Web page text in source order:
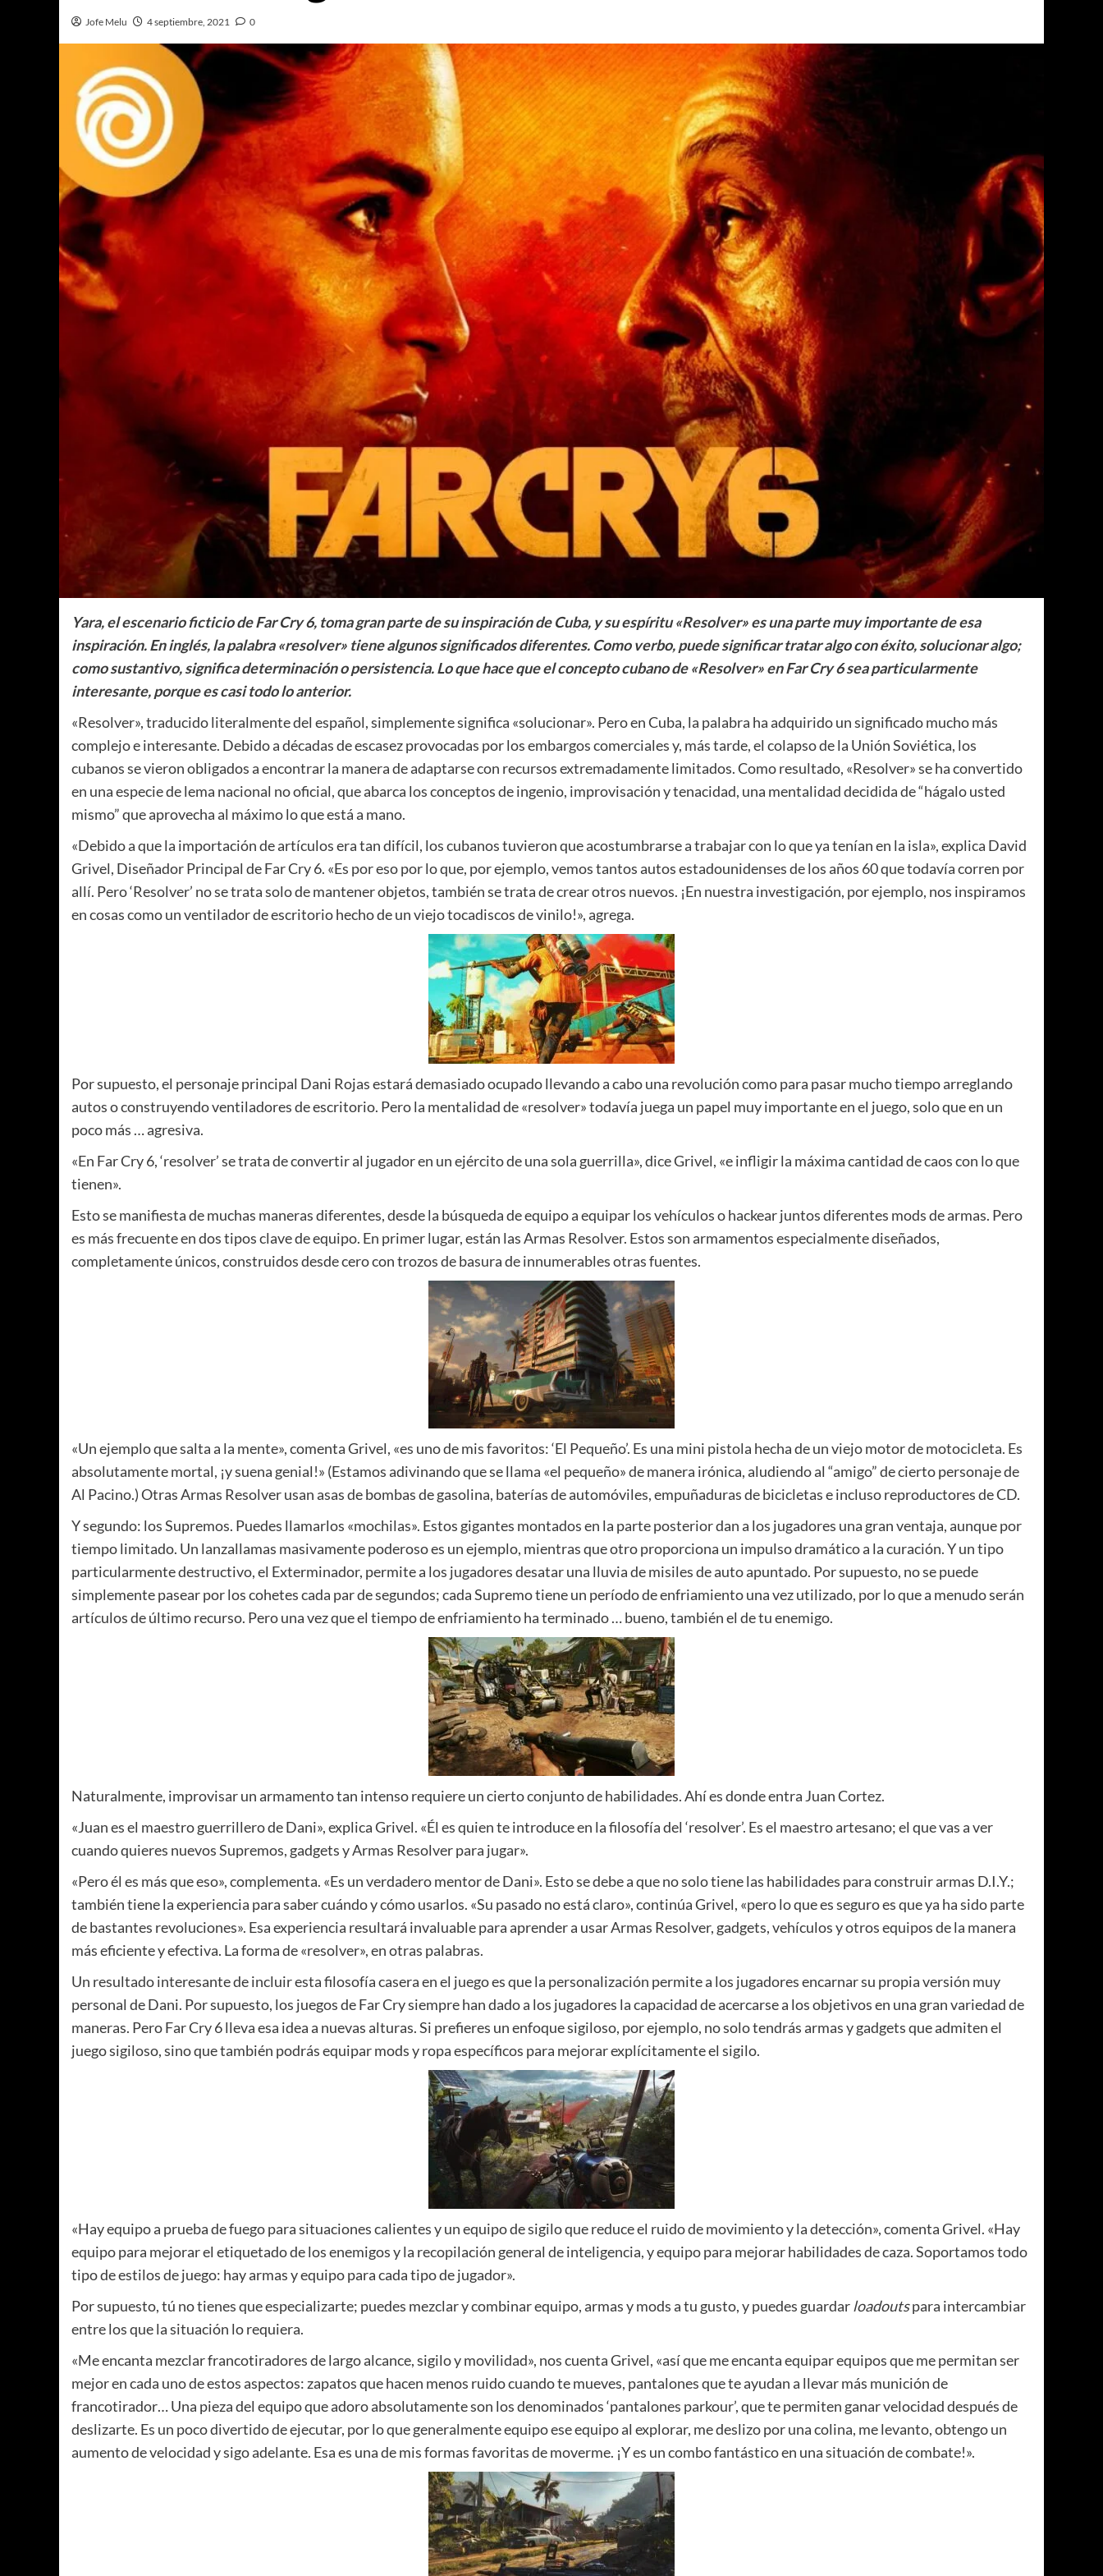
Jofe Melu 4 septiembre, 2021 0
Yara, el escenario ficticio de Far Cry 6, toma gran parte de su inspiración de Cuba, y su espíritu «Resolver» es una parte muy importante de esa
inspiración. En inglés, la palabra «resolver» tiene algunos significados diferentes. Como verbo, puede significar tratar algo con éxito, solucionar algo;
como sustantivo, significa determinación o persistencia. Lo que hace que el concepto cubano de «Resolver» en Far Cry 6 sea particularmente
interesante, porque es casi todo lo anterior.
«Resolver», traducido literalmente del español, simplemente significa «solucionar». Pero en Cuba, la palabra ha adquirido un significado mucho más
complejo e interesante. Debido a décadas de escasez provocadas por los embargos comerciales y, más tarde, el colapso de la Unión Soviética, los
cubanos se vieron obligados a encontrar la manera de adaptarse con recursos extremadamente limitados. Como resultado, «Resolver» se ha convertido
en una especie de lema nacional no oficial, que abarca los conceptos de ingenio, improvisación y tenacidad, una mentalidad decidida de “hágalo usted
mismo” que aprovecha al máximo lo que está a mano.
«Debido a que la importación de artículos era tan difícil, los cubanos tuvieron que acostumbrarse a trabajar con lo que ya tenían en la isla», explica David
Grivel, Diseñador Principal de Far Cry 6. «Es por eso por lo que, por ejemplo, vemos tantos autos estadounidenses de los años 60 que todavía corren por
allí. Pero ‘Resolver’ no se trata solo de mantener objetos, también se trata de crear otros nuevos. ¡En nuestra investigación, por ejemplo, nos inspiramos
en cosas como un ventilador de escritorio hecho de un viejo tocadiscos de vinilo!», agrega.
Por supuesto, el personaje principal Dani Rojas estará demasiado ocupado llevando a cabo una revolución como para pasar mucho tiempo arreglando
autos o construyendo ventiladores de escritorio. Pero la mentalidad de «resolver» todavía juega un papel muy importante en el juego, solo que en un
poco más … agresiva.
«En Far Cry 6, ‘resolver’ se trata de convertir al jugador en un ejército de una sola guerrilla», dice Grivel, «e infligir la máxima cantidad de caos con lo que
tienen».
Esto se manifiesta de muchas maneras diferentes, desde la búsqueda de equipo a equipar los vehículos o hackear juntos diferentes mods de armas. Pero
es más frecuente en dos tipos clave de equipo. En primer lugar, están las Armas Resolver. Estos son armamentos especialmente diseñados,
completamente únicos, construidos desde cero con trozos de basura de innumerables otras fuentes.
«Un ejemplo que salta a la mente», comenta Grivel, «es uno de mis favoritos: ‘El Pequeño’. Es una mini pistola hecha de un viejo motor de motocicleta. Es
absolutamente mortal, ¡y suena genial!» (Estamos adivinando que se llama «el pequeño» de manera irónica, aludiendo al “amigo” de cierto personaje de
Al Pacino.) Otras Armas Resolver usan asas de bombas de gasolina, baterías de automóviles, empuñaduras de bicicletas e incluso reproductores de CD.
Y segundo: los Supremos. Puedes llamarlos «mochilas». Estos gigantes montados en la parte posterior dan a los jugadores una gran ventaja, aunque por
tiempo limitado. Un lanzallamas masivamente poderoso es un ejemplo, mientras que otro proporciona un impulso dramático a la curación. Y un tipo
particularmente destructivo, el Exterminador, permite a los jugadores desatar una lluvia de misiles de auto apuntado. Por supuesto, no se puede
simplemente pasear por los cohetes cada par de segundos; cada Supremo tiene un período de enfriamiento una vez utilizado, por lo que a menudo serán
artículos de último recurso. Pero una vez que el tiempo de enfriamiento ha terminado … bueno, también el de tu enemigo.
Naturalmente, improvisar un armamento tan intenso requiere un cierto conjunto de habilidades. Ahí es donde entra Juan Cortez.
«Juan es el maestro guerrillero de Dani», explica Grivel. «Él es quien te introduce en la filosofía del ‘resolver’. Es el maestro artesano; el que vas a ver
cuando quieres nuevos Supremos, gadgets y Armas Resolver para jugar».
«Pero él es más que eso», complementa. «Es un verdadero mentor de Dani». Esto se debe a que no solo tiene las habilidades para construir armas D.I.Y.;
también tiene la experiencia para saber cuándo y cómo usarlos. «Su pasado no está claro», continúa Grivel, «pero lo que es seguro es que ya ha sido parte
de bastantes revoluciones». Esa experiencia resultará invaluable para aprender a usar Armas Resolver, gadgets, vehículos y otros equipos de la manera
más eficiente y efectiva. La forma de «resolver», en otras palabras.
Un resultado interesante de incluir esta filosofía casera en el juego es que la personalización permite a los jugadores encarnar su propia versión muy
personal de Dani. Por supuesto, los juegos de Far Cry siempre han dado a los jugadores la capacidad de acercarse a los objetivos en una gran variedad de
maneras. Pero Far Cry 6 lleva esa idea a nuevas alturas. Si prefieres un enfoque sigiloso, por ejemplo, no solo tendrás armas y gadgets que admiten el
juego sigiloso, sino que también podrás equipar mods y ropa específicos para mejorar explícitamente el sigilo.
«Hay equipo a prueba de fuego para situaciones calientes y un equipo de sigilo que reduce el ruido de movimiento y la detección», comenta Grivel. «Hay
equipo para mejorar el etiquetado de los enemigos y la recopilación general de inteligencia, y equipo para mejorar habilidades de caza. Soportamos todo
tipo de estilos de juego: hay armas y equipo para cada tipo de jugador».
Por supuesto, tú no tienes que especializarte; puedes mezclar y combinar equipo, armas y mods a tu gusto, y puedes guardarloadoutspara intercambiar
entre los que la situación lo requiera.
«Me encanta mezclar francotiradores de largo alcance, sigilo y movilidad», nos cuenta Grivel, «así que me encanta equipar equipos que me permitan ser
mejor en cada uno de estos aspectos: zapatos que hacen menos ruido cuando te mueves, pantalones que te ayudan a llevar más munición de
francotirador… Una pieza del equipo que adoro absolutamente son los denominados ‘pantalones parkour’, que te permiten ganar velocidad después de
deslizarte. Es un poco divertido de ejecutar, por lo que generalmente equipo ese equipo al explorar, me deslizo por una colina, me levanto, obtengo un
aumento de velocidad y sigo adelante. Esa es una de mis formas favoritas de moverme. ¡Y es un combo fantástico en una situación de combate!».